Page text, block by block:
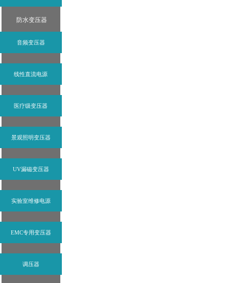
防水变压器
音频变压器
线性直流电源
医疗级变压器
景观照明变压器
UV漏磁变压器
实验室维修电源
EMC专用变压器
调压器